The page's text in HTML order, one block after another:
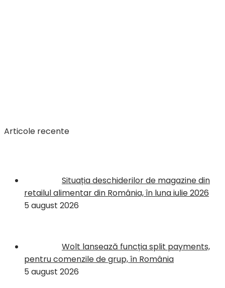
Articole recente
Situația deschiderilor de magazine din
retailul alimentar din România, în luna iulie 2026
5 august 2026
Wolt lansează funcția split payments,
pentru comenzile de grup, în România
5 august 2026